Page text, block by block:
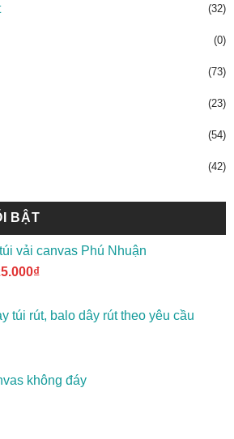
(32)
(0)
(73)
(23)
(54)
(42)
BẬT
vải canvas Phú Nhuận
₫
túi rút, balo dây rút theo yêu cầu
không đáy